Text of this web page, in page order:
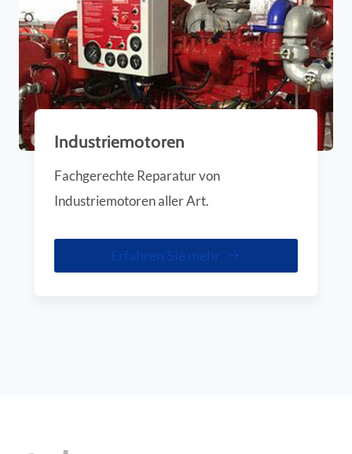
Industriemotoren
Fachgerechte Reparatur von
Industriemotoren aller Art.
Erfahren Sie mehr